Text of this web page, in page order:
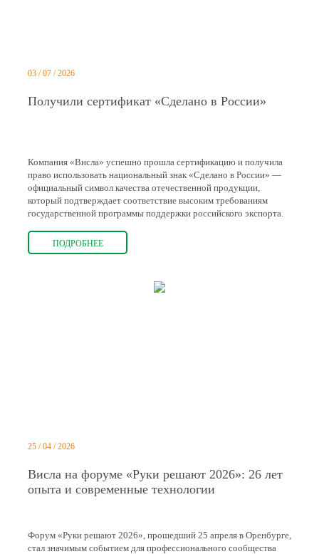
03 / 07 / 2026
Получили сертификат «Сделано в России»
Компания «Висла» успешно прошла сертификацию и получила
право использовать национальный знак «Сделано в России» —
официальный символ качества отечественной продукции,
который подтверждает соответствие высоким требованиям
государственной программы поддержки российского экспорта.
ПОДРОБНЕЕ
25 / 04 / 2026
Висла на форуме «Руки решают 2026»: 26 лет
опыта и современные технологии
Форум «Руки решают 2026», прошедший 25 апреля в Оренбурге,
стал значимым событием для профессионального сообщества